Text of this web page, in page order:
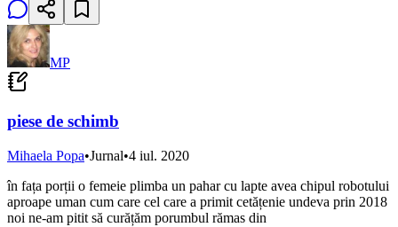
MP
piese de schimb
Mihaela Popa•Jurnal•4 iul. 2020
în fața porții o femeie plimba un pahar cu lapte avea chipul robotului
aproape uman cum care cel care a primit cetățenie undeva prin 2018
noi ne-am pitit să curățăm porumbul rămas din